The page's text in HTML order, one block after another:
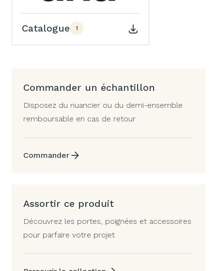
Catalogue 1
Commander un échantillon
Disposez du nuancier ou du demi-ensemble
remboursable en cas de retour
Commander
Assortir ce produit
Découvrez les portes, poignées et accessoires
pour parfaire votre projet